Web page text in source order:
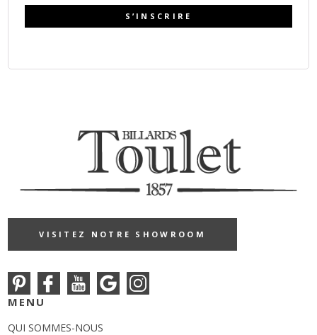
S’INSCRIRE
VISITEZ NOTRE SHOWROOM
MENU
QUI SOMMES-NOUS